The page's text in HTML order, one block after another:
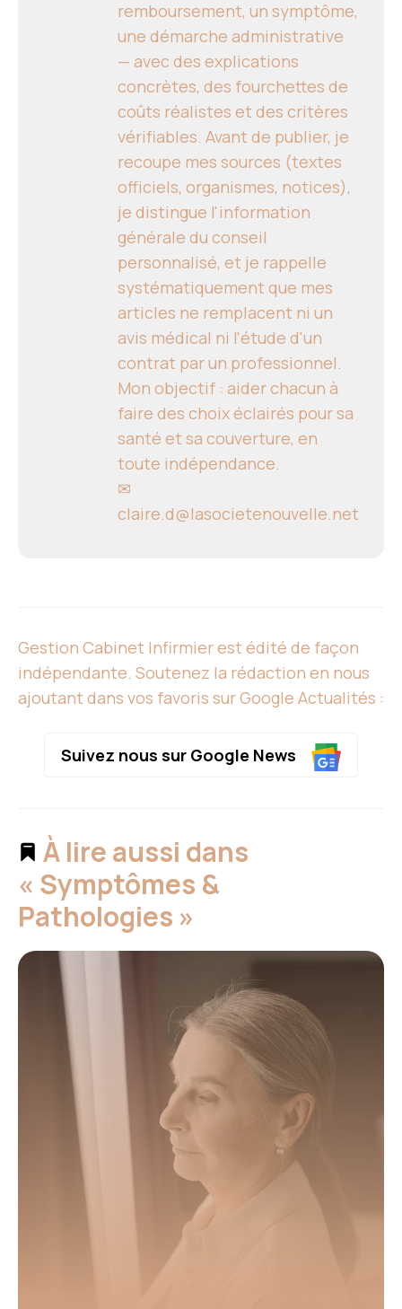
remboursement, un symptôme,
une démarche administrative
— avec des explications
concrètes, des fourchettes de
coûts réalistes et des critères
vérifiables. Avant de publier, je
recoupe mes sources (textes
officiels, organismes, notices),
je distingue l'information
générale du conseil
personnalisé, et je rappelle
systématiquement que mes
articles ne remplacent ni un
avis médical ni l'étude d'un
contrat par un professionnel.
Mon objectif : aider chacun à
faire des choix éclairés pour sa
santé et sa couverture, en
toute indépendance.
✉
claire.d@lasocietenouvelle.net
Gestion Cabinet Infirmier est édité de façon
indépendante. Soutenez la rédaction en nous
ajoutant dans vos favoris sur Google Actualités :
Suivez nous sur Google News
À lire aussi dans
« Symptômes &
Pathologies »